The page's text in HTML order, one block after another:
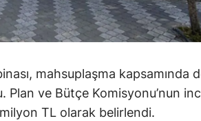
mahsuplaşma kapsamında
Plan ve Bütçe Komisyonu’nun
TL olarak belirlendi.